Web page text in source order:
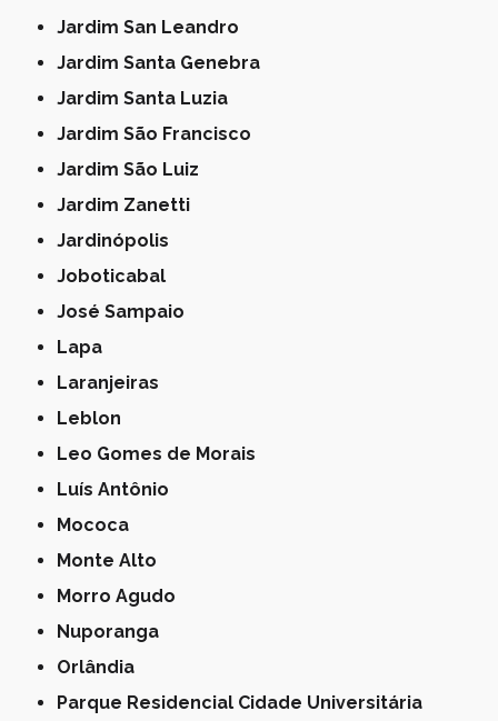
Jardim San Leandro
Jardim Santa Genebra
Jardim Santa Luzia
Jardim São Francisco
Jardim São Luiz
Jardim Zanetti
Jardinópolis
Joboticabal
José Sampaio
Lapa
Laranjeiras
Leblon
Leo Gomes de Morais
Luís Antônio
Mococa
Monte Alto
Morro Agudo
Nuporanga
Orlândia
Parque Residencial Cidade Universitária